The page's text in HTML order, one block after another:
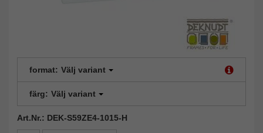
format: Välj variant
färg: Välj variant
Art.Nr.: DEK-S59ZE4-1015-H